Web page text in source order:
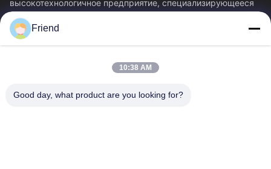
высокотехнологичное предприятие, специализирующееся
на исследованиях и разработках в...
Быстрые Связи
О Компании
Наша Фабрика
Контроль Качества
Friend
10:38 AM
Good day, what product are you looking for?